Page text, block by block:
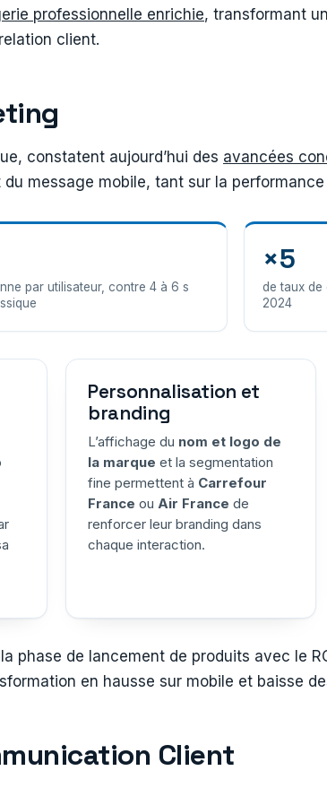
professionnelle enrichie, transformant
client.
constatent aujourd’hui des avancées
message mobile, tant sur la
par utilisateur, contre 4 à 6 s
×5
de taux de
2024
Personnalisation et
branding
L’affichage du nom et logo de
la marque et la segmentation
fine permettent à Carrefour
France ou Air France de
renforcer leur branding dans
chaque interaction.
phase de lancement de produits avec le
en hausse sur mobile et baisse
Client